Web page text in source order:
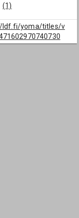
(1)
ldf.fi/yoma/titles/v